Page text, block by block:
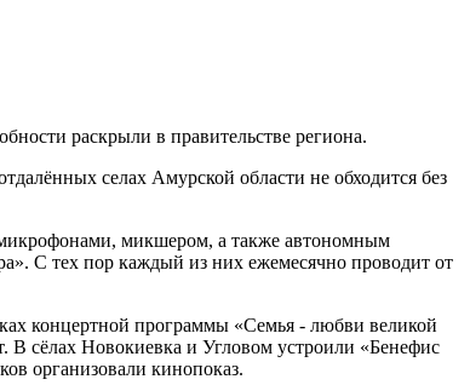
раскрыли в правительстве региона.
селах Амурской области не обходится без
микшером, а также автономным
С тех пор каждый из них ежемесячно проводит от
концертной программы «Семья - любви великой
В сёлах Новокиевка и Угловом устроили «Бенефис
организовали кинопоказ.